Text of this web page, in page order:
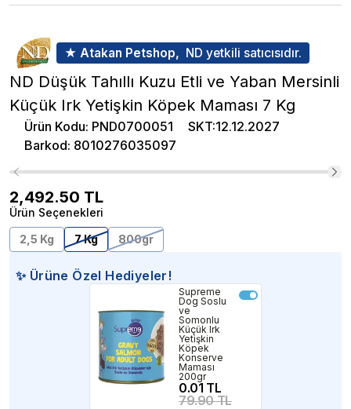
★ Atakan Petshop, ND yetkili satıcısıdır.
ND Düşük Tahıllı Kuzu Etli ve Yaban Mersinli
Küçük Irk Yetişkin Köpek Maması 7 Kg
Ürün Kodu: PND0700051 SKT:12.12.2027
Barkod: 8010276035097
2,492.50 TL
Ürün Seçenekleri
2,5 Kg
7 Kg 800gr
✨ Ürüne Özel Hediyeler!
Supreme
Dog Soslu
ve
Somonlu
Küçük Irk
Yetişkin
Köpek
Konserve
Maması
200gr
0.01 TL
79.90 TL